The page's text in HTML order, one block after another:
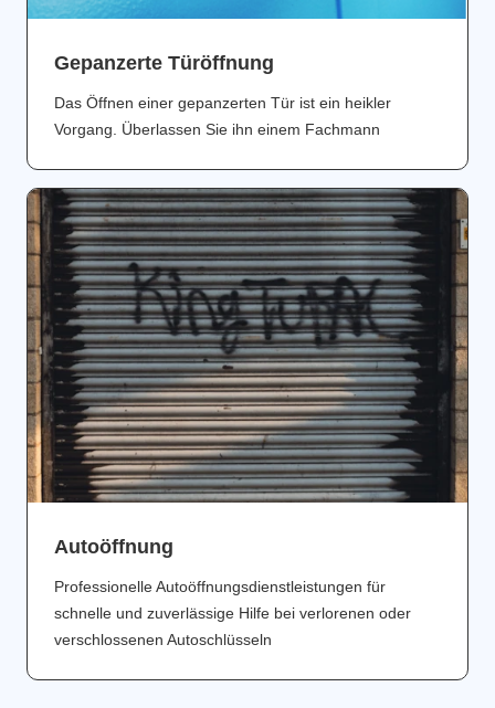
Gepanzerte Türöffnung
Das Öffnen einer gepanzerten Tür ist ein heikler
Vorgang. Überlassen Sie ihn einem Fachmann
Аutoöffnung
Professionelle Autoöffnungsdienstleistungen für
schnelle und zuverlässige Hilfe bei verlorenen oder
verschlossenen Autoschlüsseln